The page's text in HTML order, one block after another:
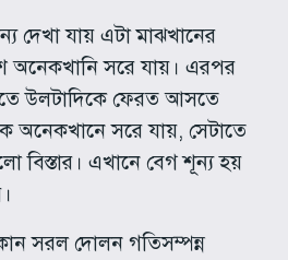
দেখা যায় এটা মাঝখানের
অনেকখানি সরে যায়। এরপর
উলটাদিকে ফেরত আসতে
অনেকখানে সরে যায়, সেটাতে
বিস্তার। এখানে বেগ শূন্য হয়
সরল দোলন গতিসম্পন্ন